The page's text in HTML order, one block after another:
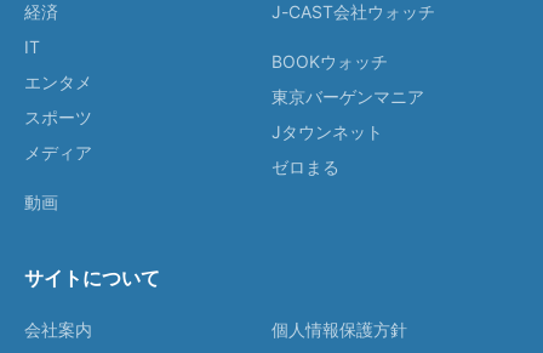
経済
IT
エンタメ
スポーツ
メディア
動画
J-CAST会社ウォッチ
BOOKウォッチ
東京バーゲンマニア
Jタウンネット
ゼロまる
サイトについて
会社案内
個人情報保護方針